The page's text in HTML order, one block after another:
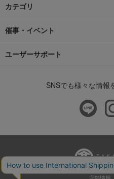
カテゴリ
催事・イベント
ユーザーサポート
SNSでも様々な情報